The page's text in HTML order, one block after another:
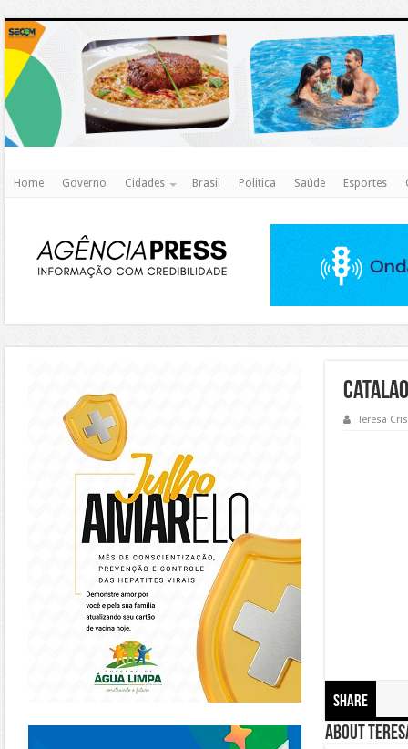
Home Governo Cidades Brasil Politica Saúde Esportes
Teresa
Share
About
https://piracanjuba.go.gov.br/